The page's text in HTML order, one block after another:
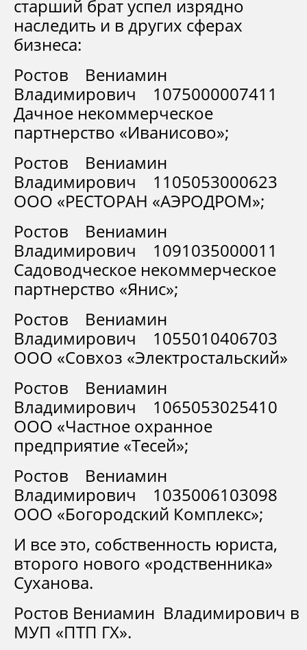
старший брат успел изрядно
наследить и в других сферах
бизнеса:
Ростов Вениамин
Владимирович 1075000007411
Дачное некоммерческое
партнерство «Иванисово»;
Ростов Вениамин
Владимирович 1105053000623
ООО «РЕСТОРАН «АЭРОДРОМ»;
Ростов Вениамин
Владимирович 1091035000011
Садоводческое некоммерческое
партнерство «Янис»;
Ростов Вениамин
Владимирович 1055010406703
ООО «Совхоз «Электростальский»
Ростов Вениамин
Владимирович 1065053025410
ООО «Частное охранное
предприятие «Тесей»;
Ростов Вениамин
Владимирович 1035006103098
ООО «Богородский Комплекс»;
И все это, собственность юриста,
второго нового «родственника»
Суханова.
Ростов Вениамин Владимирович в
МУП «ПТП ГХ».